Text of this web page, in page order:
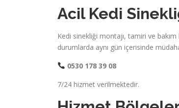
Acil Kedi
Kedi sinekliği montajı, tamiri ve
durumlarda aynı gün içerisinde
0530 178 39 08
7/24 hizmet verilmektedir.